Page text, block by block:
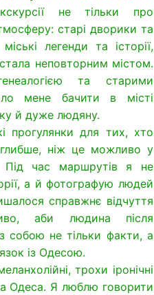
не тільки про
старі дворики та
легенди та історії,
неповторним містом.
та старими
мене бачити в місті
й дуже людяну.
прогулянки для тих, хто
ніж це можливо у
Під час маршрутів я не
а й фотографую людей
справжнє відчуття
аби людина після
собою не тільки факти, а
із Одесою.
трохи іронічні
Одеса. Я люблю говорити